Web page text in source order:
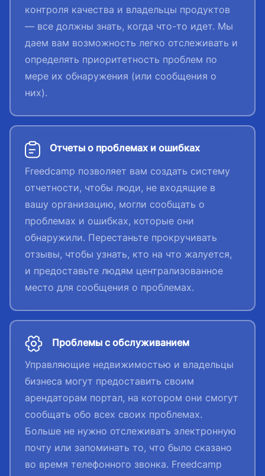
контроля качества и владельцы продуктов
— все должны знать, когда что-то идет. Мы
даем вам возможность легко отслеживать и
определять приоритетность проблем по
мере их обнаружения (или сообщения о
них).
Отчеты о проблемах и ошибках
Freedcamp позволяет вам создать систему
отчетности, чтобы люди, не входящие в
вашу организацию, могли сообщать о
проблемах и ошибках, которые они
обнаружили. Перестаньте прокручивать
отзывы, чтобы узнать, кто на что жалуется,
и предоставьте людям централизованное
место для сообщения о проблемах.
Проблемы с обслуживанием
Управляющие недвижимостью и владельцы
бизнеса могут предоставить своим
арендаторам портал, на котором они смогут
сообщать обо всех своих проблемах.
Больше не нужно отслеживать электронную
почту или запоминать то, что было сказано
во время телефонного звонка. Freedcamp